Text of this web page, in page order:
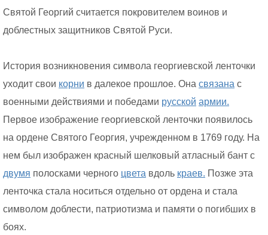
Святой Георгий считается покровителем воинов и
доблестных защитников Святой Руси.
История возникновения символа георгиевской ленточки
уходит свои корни в далекое прошлое. Она связана с
военными действиями и победами русской армии.
Первое изображение георгиевской ленточки появилось
на ордене Святого Георгия, учрежденном в 1769 году. На
нем был изображен красный шелковый атласный бант с
двумя полосками черного цвета вдоль краев. Позже эта
ленточка стала носиться отдельно от ордена и стала
символом доблести, патриотизма и памяти о погибших в
боях.